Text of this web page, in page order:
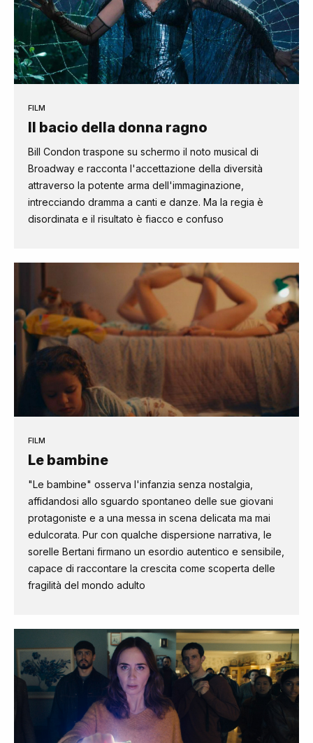
FILM
Il bacio della donna ragno
Bill Condon traspone su schermo il noto musical di
Broadway e racconta l'accettazione della diversità
attraverso la potente arma dell'immaginazione,
intrecciando dramma a canti e danze. Ma la regia è
disordinata e il risultato è fiacco e confuso
FILM
Le bambine
"Le bambine" osserva l'infanzia senza nostalgia,
affidandosi allo sguardo spontaneo delle sue giovani
protagoniste e a una messa in scena delicata ma mai
edulcorata. Pur con qualche dispersione narrativa, le
sorelle Bertani firmano un esordio autentico e sensibile,
capace di raccontare la crescita come scoperta delle
fragilità del mondo adulto